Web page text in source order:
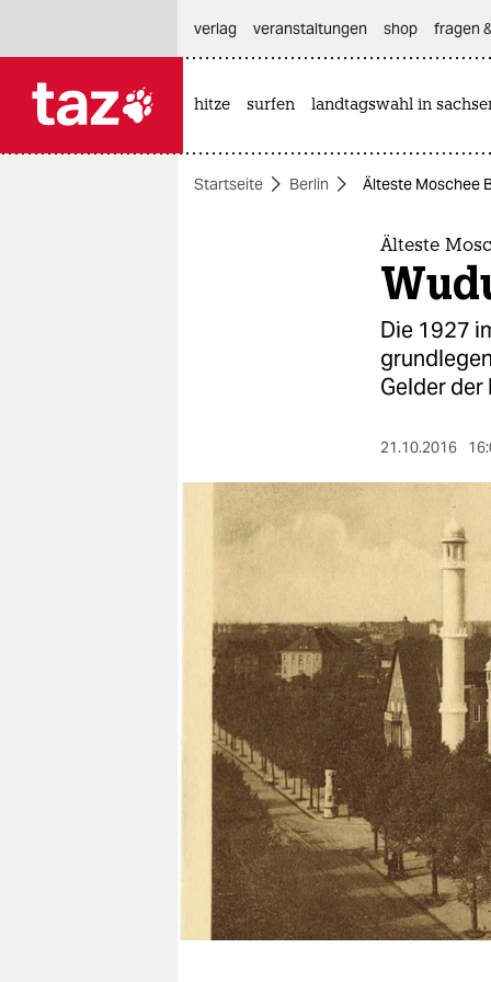
themen
berlin
nord
verlag
verlag
veranstaltungen
shop
fragen & hilfe
unterstützen
abo
genossenschaft
verlag
veranstaltungen shop fragen
hitze surfen landtagswahl in
Startseite Berlin Älteste Moschee
Älteste
Die 1927
Gelder
21.10.2016